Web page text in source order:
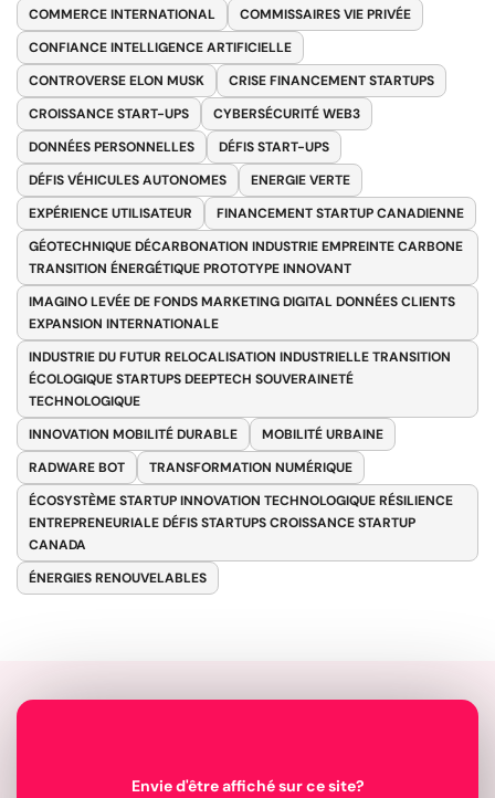
COMMERCE INTERNATIONAL
COMMISSAIRES VIE PRIVÉE
CONFIANCE INTELLIGENCE ARTIFICIELLE
CONTROVERSE ELON MUSK
CRISE FINANCEMENT STARTUPS
CROISSANCE START-UPS
CYBERSÉCURITÉ WEB3
DONNÉES PERSONNELLES
DÉFIS START-UPS
DÉFIS VÉHICULES AUTONOMES
ENERGIE VERTE
EXPÉRIENCE UTILISATEUR
FINANCEMENT STARTUP CANADIENNE
GÉOTECHNIQUE DÉCARBONATION INDUSTRIE EMPREINTE CARBONE
TRANSITION ÉNERGÉTIQUE PROTOTYPE INNOVANT
IMAGINO LEVÉE DE FONDS MARKETING DIGITAL DONNÉES CLIENTS
EXPANSION INTERNATIONALE
INDUSTRIE DU FUTUR RELOCALISATION INDUSTRIELLE TRANSITION
ÉCOLOGIQUE STARTUPS DEEPTECH SOUVERAINETÉ
TECHNOLOGIQUE
INNOVATION MOBILITÉ DURABLE
MOBILITÉ URBAINE
RADWARE BOT
TRANSFORMATION NUMÉRIQUE
ÉCOSYSTÈME STARTUP INNOVATION TECHNOLOGIQUE RÉSILIENCE
ENTREPRENEURIALE DÉFIS STARTUPS CROISSANCE STARTUP
CANADA
ÉNERGIES RENOUVELABLES
Envie d'être affiché sur ce site?